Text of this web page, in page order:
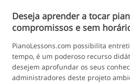
Deseja aprender a tocar
compromissos e sem
PianoLessons.com possibilita
tempo, é um poderoso recurso
desejem aprofundar os seus
administradores deste projeto